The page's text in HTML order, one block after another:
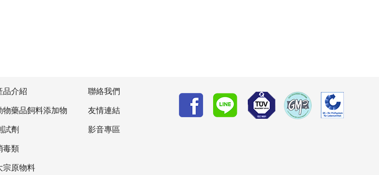
品介紹
物藥品飼料添加物
試劑
毒類
宗原物料
聯絡我們
友情連結
影音專區